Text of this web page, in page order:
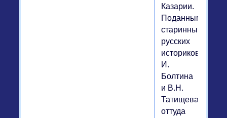
Казарии.
Поданным
старинных
русских
историков
И.
Болтина
и В.Н.
Татищева,
оттуда